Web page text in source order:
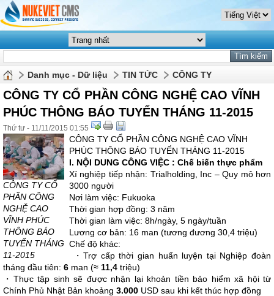
Danh mục - Dữ liệu TIN TỨC CÔNG TY
CÔNG TY CỔ PHẦN CÔNG NGHỆ CAO VĨNH
PHÚC THÔNG BÁO TUYỂN THÁNG 11-2015
Thứ tư - 11/11/2015 01:55
CÔNG TY CỔ
PHẦN CÔNG
NGHỆ CAO
VĨNH PHÚC
THÔNG BÁO
TUYỂN THÁNG
11-2015
CÔNG TY CỔ PHẦN CÔNG NGHỆ CAO VĨNH
PHÚC THÔNG BÁO TUYỂN THÁNG 11-2015
I. NỘI DUNG CÔNG VIỆC : Chế biến thực phẩm
Xí nghiệp tiếp nhận: Trialholding, Inc – Quy mô hơn
3000 người
Nơi làm việc: Fukuoka
Thời gian hợp đồng: 3 năm
Thời gian làm việc: 8h/ngày, 5 ngày/tuần
Lương cơ bản: 16 man (tương đương 30,4 triệu)
Chế độ khác:
・Trợ cấp thời gian huẩn luyện tại Nghiệp đoàn
tháng đầu tiên: 6 man (≈ 11,4 triệu)
・Thực tập sinh sẽ được nhận lại khoản tiền bảo hiểm xã hội từ
Chính Phủ Nhật Bản khoảng 3.000 USD sau khi kết thúc hợp đồng